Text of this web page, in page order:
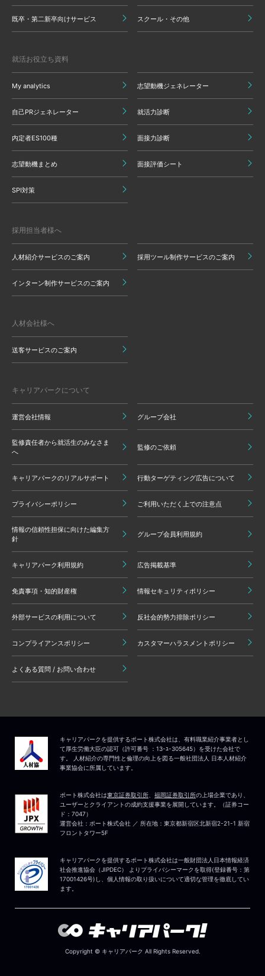
既卒・第二新卒向けサービス スクール・その他
就活お役立ち資料
My analytics 志望動機ジェネレーター
自己PRジェネレーター 就活力診断
内定者ES100種 面接力診断
志望動機まとめ 面接評価シート
SPI対策
採用担当者様へ
人材紹介サービスのご案内 採用ツール制作サービスのご案内
インターン制作サービスのご案内
人材会社様へ
送客サービスのご案内
キャリアパークについて
運営会社情報 グループ会社
監修責任者から就活生のみなさま
へ
監修のご依頼
キャリアパークのリアルサポート 行動ターゲティング広告について
プライバシーポリシー ご利用いただく上での注意点
情報の信頼性担保に向けた編集方
針
グループ会員利用規約
キャリアパーク利用規約 広告掲載基準
免責事項・知的財産権 情報セキュリティポリシー
外部サービスの利用について 反社会的勢力排除ポリシー
コンプライアンスポリシー カスタマーハラスメントポリシー
よくある質問 / お問い合わせ